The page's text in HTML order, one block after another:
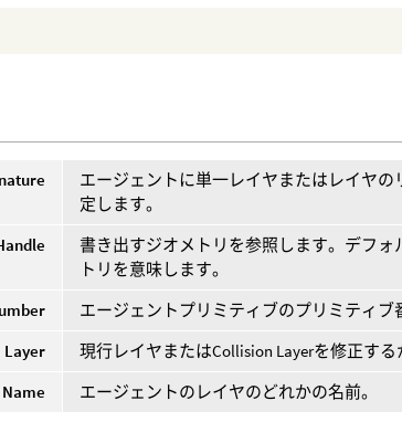
エージェントに単一レイヤまたはレイヤ
定します。
書き出すジオメトリを参照します。デフ
トリを意味します。
エージェントプリミティブのプリミティブ
Layer
現行レイヤまたはCollision Layerを修正する
エージェントのレイヤのどれかの名前。